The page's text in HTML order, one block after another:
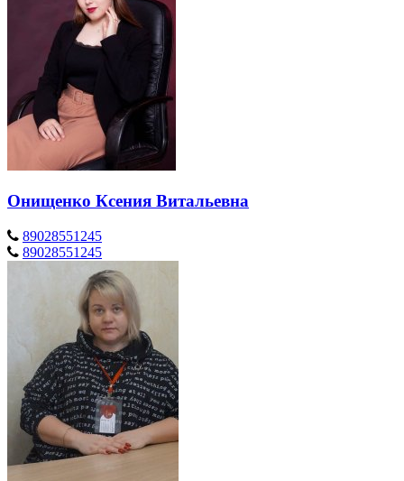
Онищенко Ксения Витальевна
89028551245
89028551245